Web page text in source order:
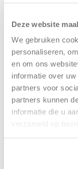
Deze website
We gebruiken
personaliseren,
en om ons
informatie over
partners voor
partners kunnen
informatie die u
verzameld op
afval zoals bouw-
vandaag nog jouw
Container huren
Renewi -